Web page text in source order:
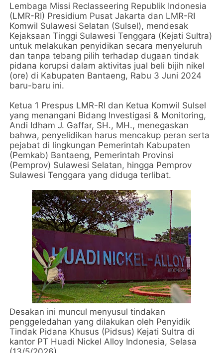
Lembaga Missi Reclasseering Republik Indonesia
(LMR-RI) Presidium Pusat Jakarta dan LMR-RI
Komwil Sulawesi Selatan (Sulsel), mendesak
Kejaksaan Tinggi Sulawesi Tenggara (Kejati Sultra)
untuk melakukan penyidikan secara menyeluruh
dan tanpa tebang pilih terhadap dugaan tindak
pidana korupsi dalam aktivitas jual beli bijih nikel
(ore) di Kabupaten Bantaeng, Rabu 3 Juni 2024
baru-baru ini.
Ketua 1 Prespus LMR-RI dan Ketua Komwil Sulsel
yang menangani Bidang Investigasi & Monitoring,
Andi Idham J. Gaffar, SH., MH., menegaskan
bahwa, penyelidikan harus mencakup peran serta
pejabat di lingkungan Pemerintah Kabupaten
(Pemkab) Bantaeng, Pemerintah Provinsi
(Pemprov) Sulawesi Selatan, hingga Pemprov
Sulawesi Tenggara yang diduga terlibat.
Desakan ini muncul menyusul tindakan
penggeledahan yang dilakukan oleh Penyidik
Tindak Pidana Khusus (Pidsus) Kejati Sultra di
kantor PT Huadi Nickel Alloy Indonesia, Selasa